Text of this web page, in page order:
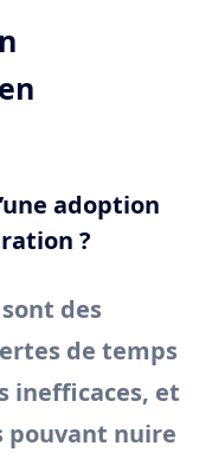
adoption
?
des
de temps
inefficaces, et
pouvant nuire